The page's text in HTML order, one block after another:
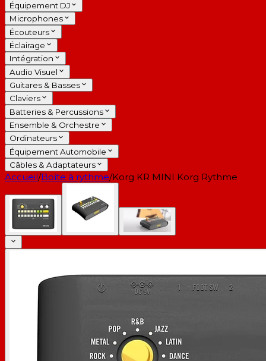
Équipement DJ
Microphones
Écouteurs
Éclairage
Intégration
Audio Visuel
Guitares & Basses
Claviers
Batteries & Percussions
Ensemble & Orchestre
Ordinateurs
Équipement Automobile
Câbles & Adaptateurs
Accueil/Boîte à rythme/Korg KR MINI Korg Rythme